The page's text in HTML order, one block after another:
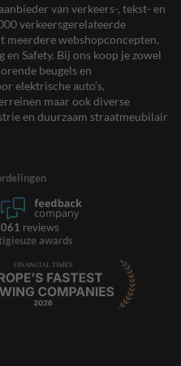
van verkeers-, tekst- en
verkeersgerelateerde
meerdere webshopconcepten,
Safety. Bij ons koop je zowel
beugels en
elektrische auto’s,
maar ook diverse
en duurzaam straatmeubilair
reviews
awards